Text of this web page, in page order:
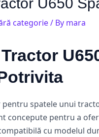
U650
categorie/ By mara
spatele unui
concepute pentru a
cu modelul